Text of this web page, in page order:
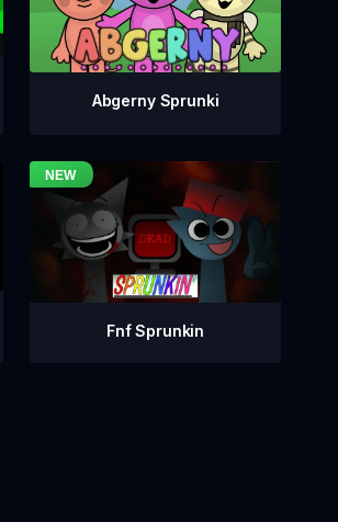
Abgerny Sprunki
Fnf Sprunkin